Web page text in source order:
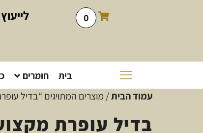
0 לייעוץ
בית חומרים
עמוד הבית/ מוצרים המתויגים “בדיל
בדיל עופרת